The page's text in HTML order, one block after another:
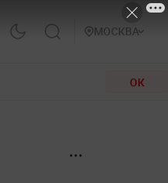
МОСКВА
ОК